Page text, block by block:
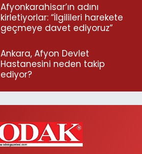
Afyonkarahisar’ın adını
kirletiyorlar: “İlgilileri harekete
geçmeye davet ediyoruz”
Ankara, Afyon Devlet
Hastanesini neden takip
ediyor?